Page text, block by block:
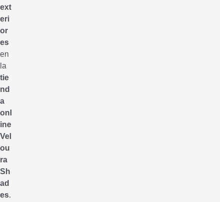
ext
eri
or
es
en
la
tie
nd
a
onl
ine
Vel
ou
ra
Sh
ad
es.